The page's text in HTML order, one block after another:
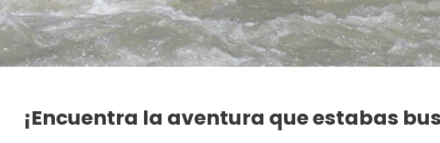
¡Encuentra la aventura que estabas